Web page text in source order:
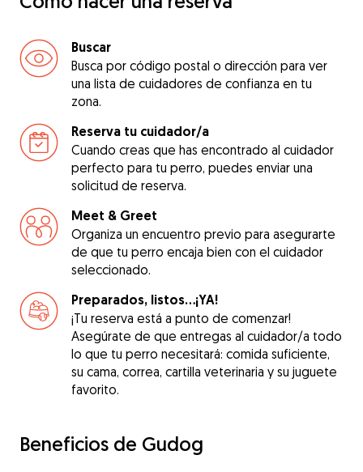
Buscar
Busca por código postal o dirección para ver
una lista de cuidadores de confianza en tu
zona.
Reserva tu cuidador/a
Cuando creas que has encontrado al cuidador
perfecto para tu perro, puedes enviar una
solicitud de reserva.
Meet & Greet
Organiza un encuentro previo para asegurarte
de que tu perro encaja bien con el cuidador
seleccionado.
Preparados, listos...¡YA!
¡Tu reserva está a punto de comenzar!
Asegúrate de que entregas al cuidador/a todo
lo que tu perro necesitará: comida suficiente,
su cama, correa, cartilla veterinaria y su juguete
favorito.
Beneficios de Gudog